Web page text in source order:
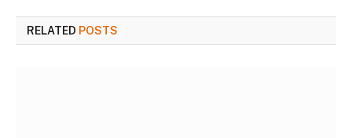
RELATED POSTS